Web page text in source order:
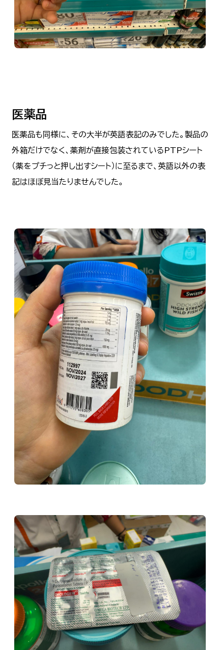
医薬品
医薬品も同様に、その大半が英語表記のみでした。製品の
外箱だけでなく、薬剤が直接包装されているPTPシート
（薬をプチっと押し出すシート）に至るまで、英語以外の表
記はほぼ見当たりませんでした。